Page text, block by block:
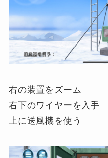
右の装置をズーム
右下のワイヤーを入手
上に送風機を使う